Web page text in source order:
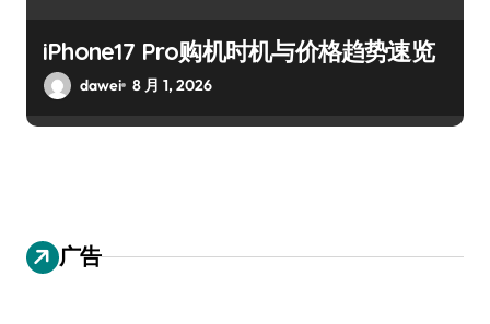
iPhone17 Pro购机时机与价格趋势速览
dawei 8 月 1, 2026
广告